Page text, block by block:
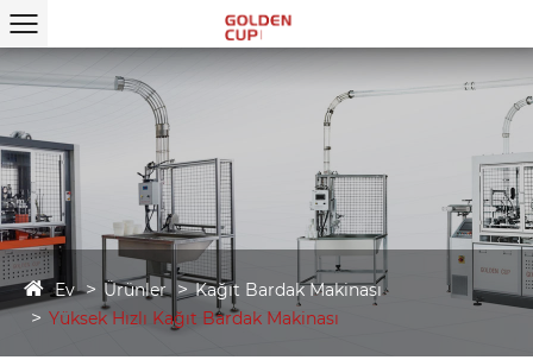
Ev Ürünler
Kağıt Bardak Makinası
Yüksek Hızlı Kağıt Bardak Makinası